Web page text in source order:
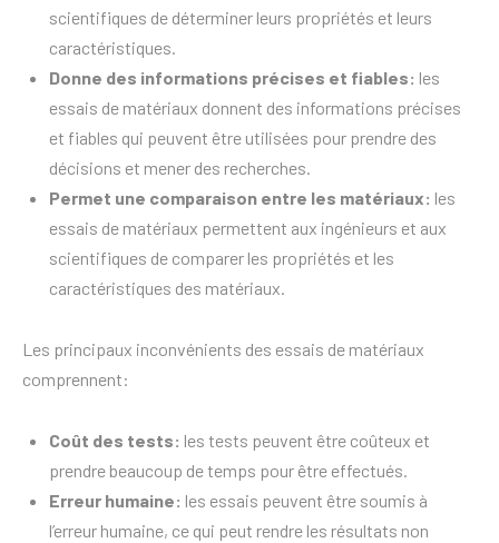
scientifiques de déterminer leurs propriétés et leurs
caractéristiques.
Donne des informations précises et fiables: les
essais de matériaux donnent des informations précises
et fiables qui peuvent être utilisées pour prendre des
décisions et mener des recherches.
Permet une comparaison entre les matériaux: les
essais de matériaux permettent aux ingénieurs et aux
scientifiques de comparer les propriétés et les
caractéristiques des matériaux.
Les principaux inconvénients des essais de matériaux
comprennent:
Coût des tests: les tests peuvent être coûteux et
prendre beaucoup de temps pour être effectués.
Erreur humaine: les essais peuvent être soumis à
l’erreur humaine, ce qui peut rendre les résultats non